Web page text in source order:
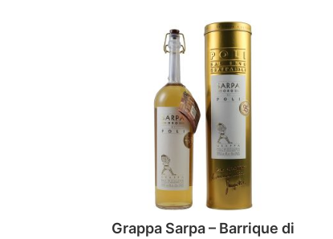
Grappa Sarpa – Barrique di